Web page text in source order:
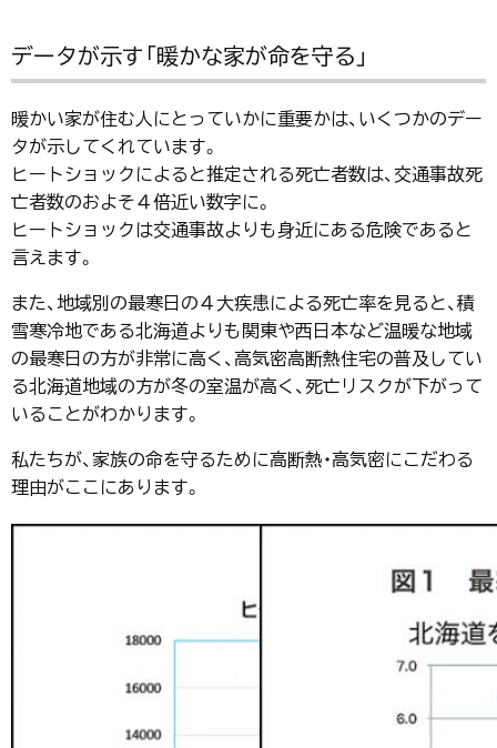
データが示す「暖かな家が命を守る」
暖かい家が住む人にとっていかに重要かは、いくつかのデー
タが示してくれています。
ヒートショックによると推定される死亡者数は、交通事故死
亡者数のおよそ４倍近い数字に。
ヒートショックは交通事故よりも身近にある危険であると
言えます。
また、地域別の最寒日の４大疾患による死亡率を見ると、積
雪寒冷地である北海道よりも関東や西日本など温暖な地域
の最寒日の方が非常に高く、高気密高断熱住宅の普及してい
る北海道地域の方が冬の室温が高く、死亡リスクが下がって
いることがわかります。
私たちが、家族の命を守るために高断熱・高気密にこだわる
理由がここにあります。